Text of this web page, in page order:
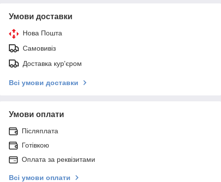
Умови доставки
Нова Пошта
Самовивіз
Доставка кур'єром
Всі умови доставки
Умови оплати
Післяплата
Готівкою
Оплата за реквізитами
Всі умови оплати